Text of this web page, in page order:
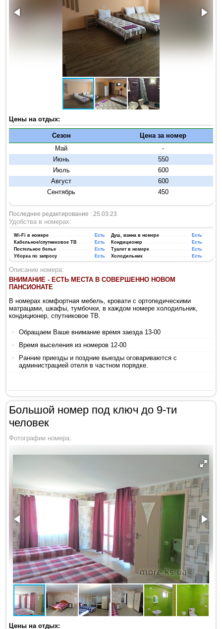
Цены на отдых:
Сезон
Цена за номер
Май
-
Июнь
550
Июль
600
Август
600
Сентябрь
450
Последнее редактирование : 25.03.23
Удобства в номерах:
Wi-Fi в номере Есть Душ, ванна в номере
Есть
Кабельное/спутниковое ТВ
Есть Кондиционер
Есть
Постельное белье
Есть Туалет в номере
Есть
Уборка по запросу
Есть Холодильник Есть
Описание номера:
ВНИМАНИЕ - ЕСТЬ МЕСТА В СОВЕРШЕННО НОВОМ
ПАНСИОНАТЕ
В номерах комфортная мебель, кровати с ортопедическими
матрацами, шкафы, тумбочки, в каждом номере холодильник,
кондиционер, спутниковое ТВ.
Обращаем Ваше внимание время заезда 13-00
Время выселения из номеров 12-00
Ранние приезды и поздние выезды оговариваются с
администрацией отеля в частном порядке.
Большой номер под ключ до 9-ти
человек
Фотографии номера:
Цены на отдых: